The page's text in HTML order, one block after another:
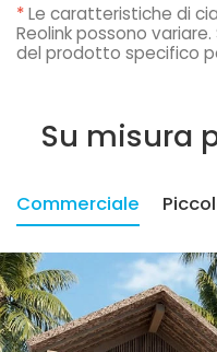
*Le caratteristiche di
Reolink possono
del prodotto specifico
Su misura
Commerciale